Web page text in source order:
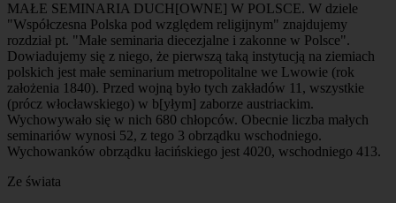
MAŁE SEMINARIA DUCH[OWNE] W POLSCE. W dziele
"Współczesna Polska pod względem religijnym" znajdujemy
rozdział pt. "Małe seminaria diecezjalne i zakonne w Polsce".
Dowiadujemy się z niego, że pierwszą taką instytucją na ziemiach
polskich jest małe seminarium metropolitalne we Lwowie (rok
założenia 1840). Przed wojną było tych zakładów 11, wszystkie
(prócz włocławskiego) w b[yłym] zaborze austriackim.
Wychowywało się w nich 680 chłopców. Obecnie liczba małych
seminariów wynosi 52, z tego 3 obrządku wschodniego.
Wychowanków obrządku łacińskiego jest 4020, wschodniego 413.
Ze świata